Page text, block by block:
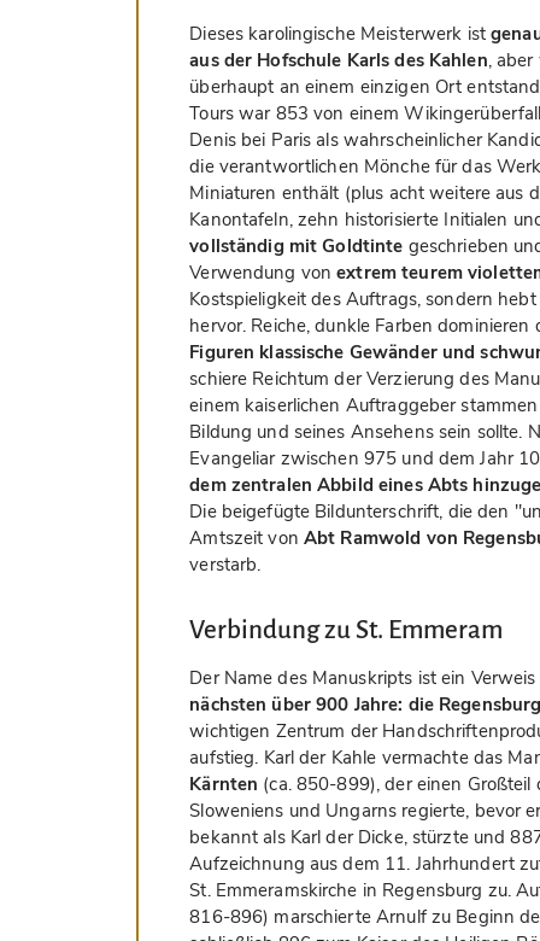
Dieses karolingische Meisterwerk ist
aus der Hofschule Karls des Kahlen,
überhaupt an einem einzigen Ort
Tours war 853 von einem
Denis bei Paris als wahrscheinlicher
die verantwortlichen Mönche für das
Miniaturen enthält (plus acht weitere aus
Kanontafeln, zehn historisierte Initialen
vollständig mit Goldtinte geschrieben
Verwendung vonextrem teurem
Kostspieligkeit des Auftrags, sondern
hervor. Reiche, dunkle Farben
Figuren klassische Gewänder und
schiere Reichtum der Verzierung des
einem kaiserlichen Auftraggeber
Bildung und seines Ansehens sein sollte.
Evangeliar zwischen 975 und dem Jahr
dem zentralen Abbild eines Abts
Die beigefügte Bildunterschrift, die den
Amtszeit von Abt Ramwold von
verstarb.
Verbindung zu St. Emmeram
Der Name des Manuskripts ist ein
nächsten über 900 Jahre: die
wichtigen Zentrum der
aufstieg. Karl der Kahle vermachte das
Kärnten (ca. 850-899), der einen Großteil
Sloweniens und Ungarns regierte, bevor
bekannt als Karl der Dicke, stürzte und
Aufzeichnung aus dem 11. Jahrhundert
St. Emmeramskirche in Regensburg zu.
816-896) marschierte Arnulf zu Beginn